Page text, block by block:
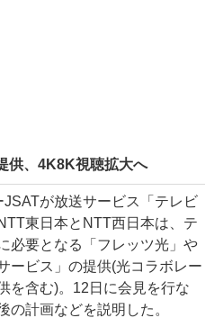
供、4K8K視聴拡大へ
が放送サービス「テレビ
東日本とNTT西日本は、テ
必要となる「フレッツ光」や
ービス」の提供(光コラボレー
を含む)。12日に会見を行な
の計画などを説明した。